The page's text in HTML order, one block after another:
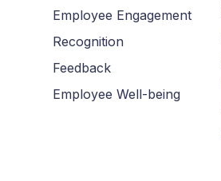
Employee Engagement
Recognition
Feedback
Employee Well-being